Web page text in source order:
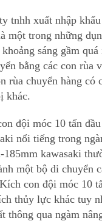
tnhh xuất nhập
một trong những
khoảng sáng gầm
bằng các con rùa
rùa chuyển hàng
khác.
đội móc 10 tấn
nổi tiếng trong
185mm kawasaki
một bộ di chuyển
con đội móc 10
thủy lực khác tuy
thông qua ngàm